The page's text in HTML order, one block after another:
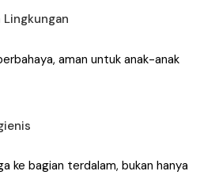
Lingkungan
aman untuk anak-anak
ke bagian terdalam, bukan hanya